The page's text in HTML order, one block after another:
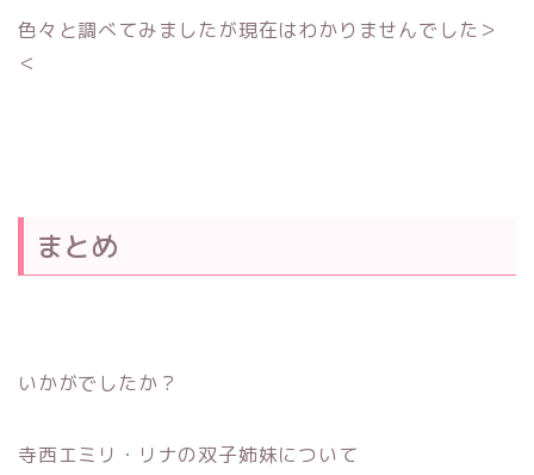
色々と調べてみましたが現在はわかりませんでした＞
＜
まとめ
いかがでしたか？
寺西エミリ・リナの双子姉妹について